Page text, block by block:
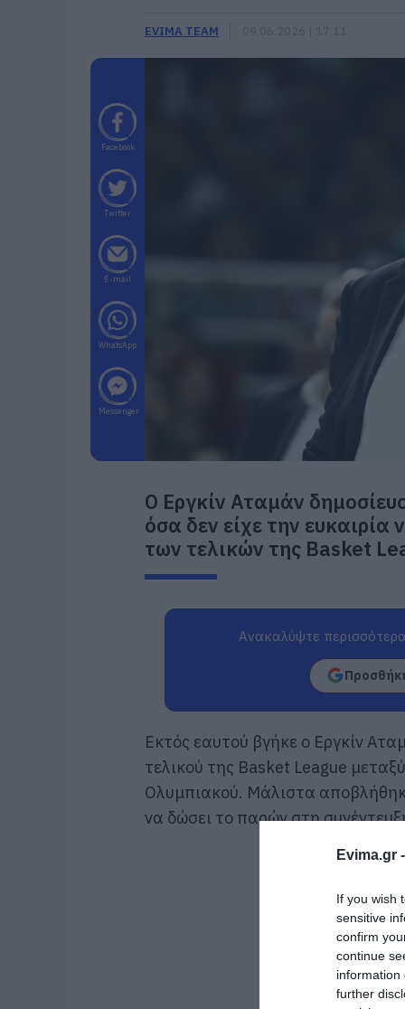
Evima.gr -
If you wish
sensitive
confirm
continue
information
further
EVIMA TEAM
Facebook
Twitter
E-mail
WhatsApp
Messenger
Ο Εργκίν Αταμάν
όσα δεν είχε την
των τελικών της Basket
Ανακαλύψτε
Εκτός εαυτού βγήκε ο Εργκίν
τελικού της Basket League
Ολυμπιακού. Μάλιστα
να δώσει το παρών στη